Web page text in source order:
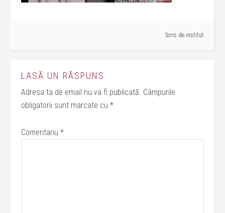
Scris de institut
LASĂ UN RĂSPUNS
Adresa ta de email nu va fi publicată. Câmpurile
obligatorii sunt marcate cu*
Comentariu*